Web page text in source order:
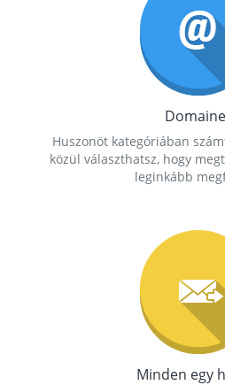
Huszonöt kategóriában
közül választhatsz, hogy
leginkább
Minden egy